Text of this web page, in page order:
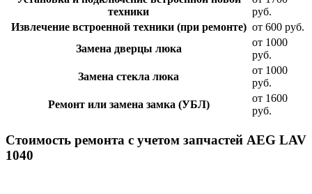
техники
руб.
Извлечение встроенной техники (при ремонте) от 600 руб.
Замена дверцы люка
от 1000
руб.
Замена стекла люка
от 1000
руб.
Ремонт или замена замка (УБЛ)
от 1600
руб.
Стоимость ремонта с учетом запчастей AEG LAV
1040